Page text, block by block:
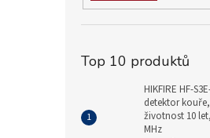
Top 10 produktů
HIKFIRE HF-
detektor kouře,
životnost 10
MHz